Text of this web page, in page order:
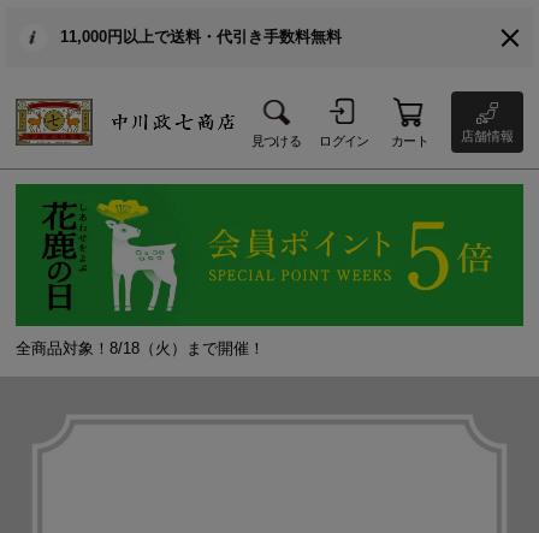
11,000円以上で送料・代引き手数料無料
見つける ログイン カート 店舗情報
全商品対象！8/18（火）まで開催！